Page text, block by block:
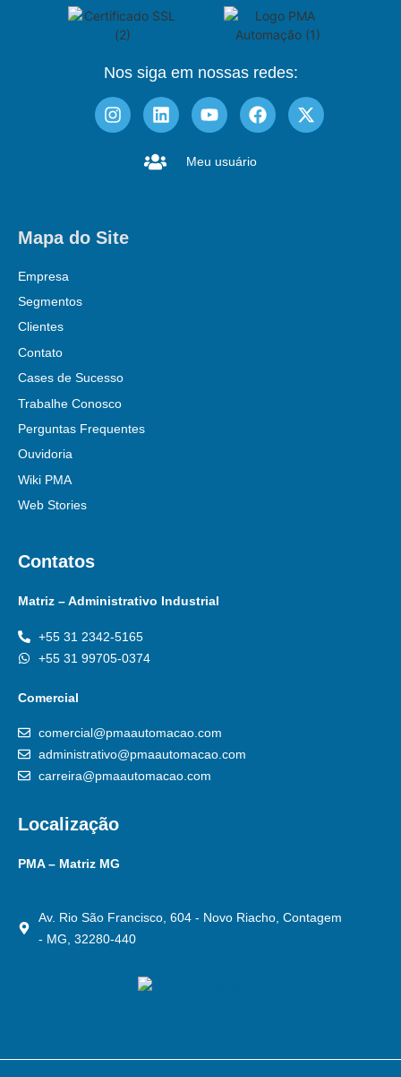
Nos siga em nossas redes:
Meu usuário
Mapa do Site
Empresa
Segmentos
Clientes
Contato
Cases de Sucesso
Trabalhe Conosco
Perguntas Frequentes
Ouvidoria
Wiki PMA
Web Stories
Contatos
Matriz – Administrativo Industrial
+55 31 2342-5165
+55 31 99705-0374
Comercial
comercial@pmaautomacao.com
administrativo@pmaautomacao.com
carreira@pmaautomacao.com
Localização
PMA – Matriz MG
Av. Rio São Francisco, 604 - Novo Riacho, Contagem
- MG, 32280-440